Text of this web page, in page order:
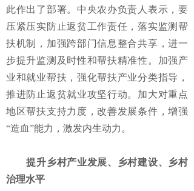
此作出了部署。中央农办负责人表示，要
压紧压实防止返贫工作责任，落实监测帮
扶机制，加强跨部门信息整合共享，进一
步提升监测及时性和帮扶精准性。加强产
业和就业帮扶，强化帮扶产业分类指导，
推进防止返贫就业攻坚行动。加大对重点
地区帮扶支持力度，改善发展条件，增强
“造血”能力，激发内生动力。
提升乡村产业发展、乡村建设、乡村
治理水平